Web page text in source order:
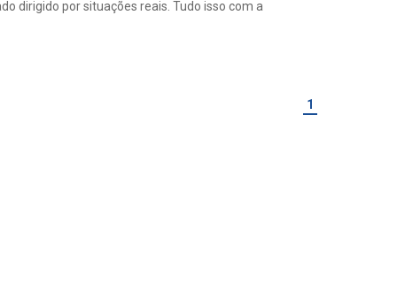
dirigido por situações reais. Tudo isso com a
1